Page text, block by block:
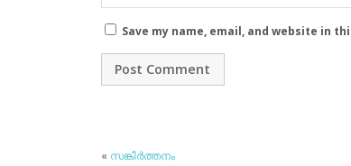
Save my name, email, and website in
« സങ്കീര്‍ത്തനം